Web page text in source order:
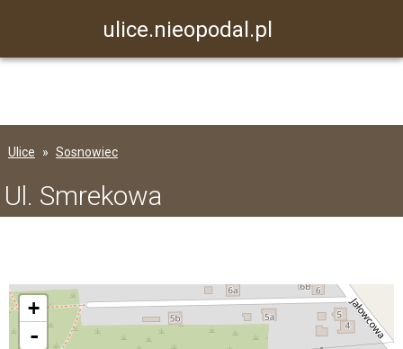
ulice.nieopodal.pl
Ulice Sosnowiec
Ul. Smrekowa
+
-